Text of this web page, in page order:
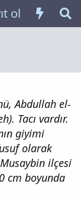
ol
Abdullah el-
Tacı vardır.
giyimi
olarak
ilçesi
cm boyunda